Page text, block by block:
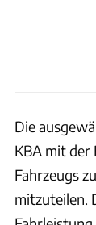
Die
KBA mit der
Fahrzeugs
mitzuteilen.